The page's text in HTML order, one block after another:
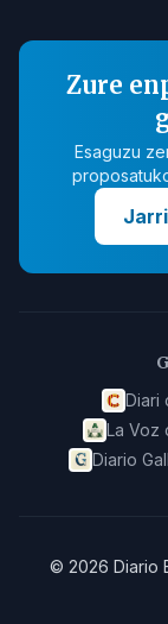
Zure
Esaguzu
Diari
La Voz
Diario
© 2026 Diario